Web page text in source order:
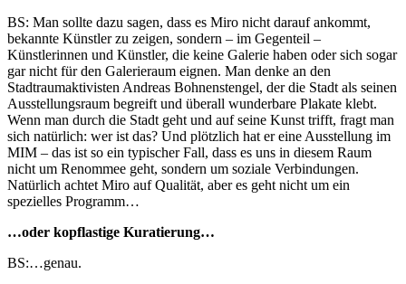
BS: Man sollte dazu sagen, dass es Miro nicht darauf ankommt,
bekannte Künstler zu zeigen, sondern – im Gegenteil –
Künstlerinnen und Künstler, die keine Galerie haben oder sich sogar
gar nicht für den Galerieraum eignen. Man denke an den
Stadtraumaktivisten Andreas Bohnenstengel, der die Stadt als seinen
Ausstellungsraum begreift und überall wunderbare Plakate klebt.
Wenn man durch die Stadt geht und auf seine Kunst trifft, fragt man
sich natürlich: wer ist das? Und plötzlich hat er eine Ausstellung im
MIM – das ist so ein typischer Fall, dass es uns in diesem Raum
nicht um Renommee geht, sondern um soziale Verbindungen.
Natürlich achtet Miro auf Qualität, aber es geht nicht um ein
spezielles Programm…
…oder kopflastige Kuratierung…
BS:…genau.